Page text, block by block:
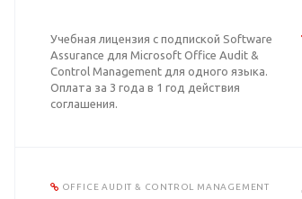
Учебная лицензия с подпиской Software
Assurance для Microsoft Office Audit &
Control Management для одного языка.
Оплата за 3 года в 1 год действия
соглашения.
OFFICE AUDIT & CONTROL MANAGEMENT